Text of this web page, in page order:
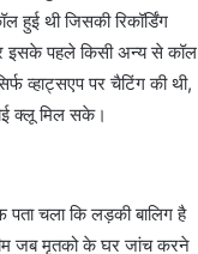
हुई थी जिसकी रिकॉर्डिंग
इसके पहले किसी अन्य से कॉल
व्हाट्सएप पर चैटिंग की थी,
क्लू मिल सके।
चला कि लड़की बालिग है
जब मृतको के घर जांच करने